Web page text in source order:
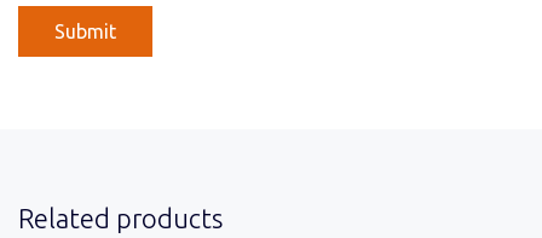
Related products